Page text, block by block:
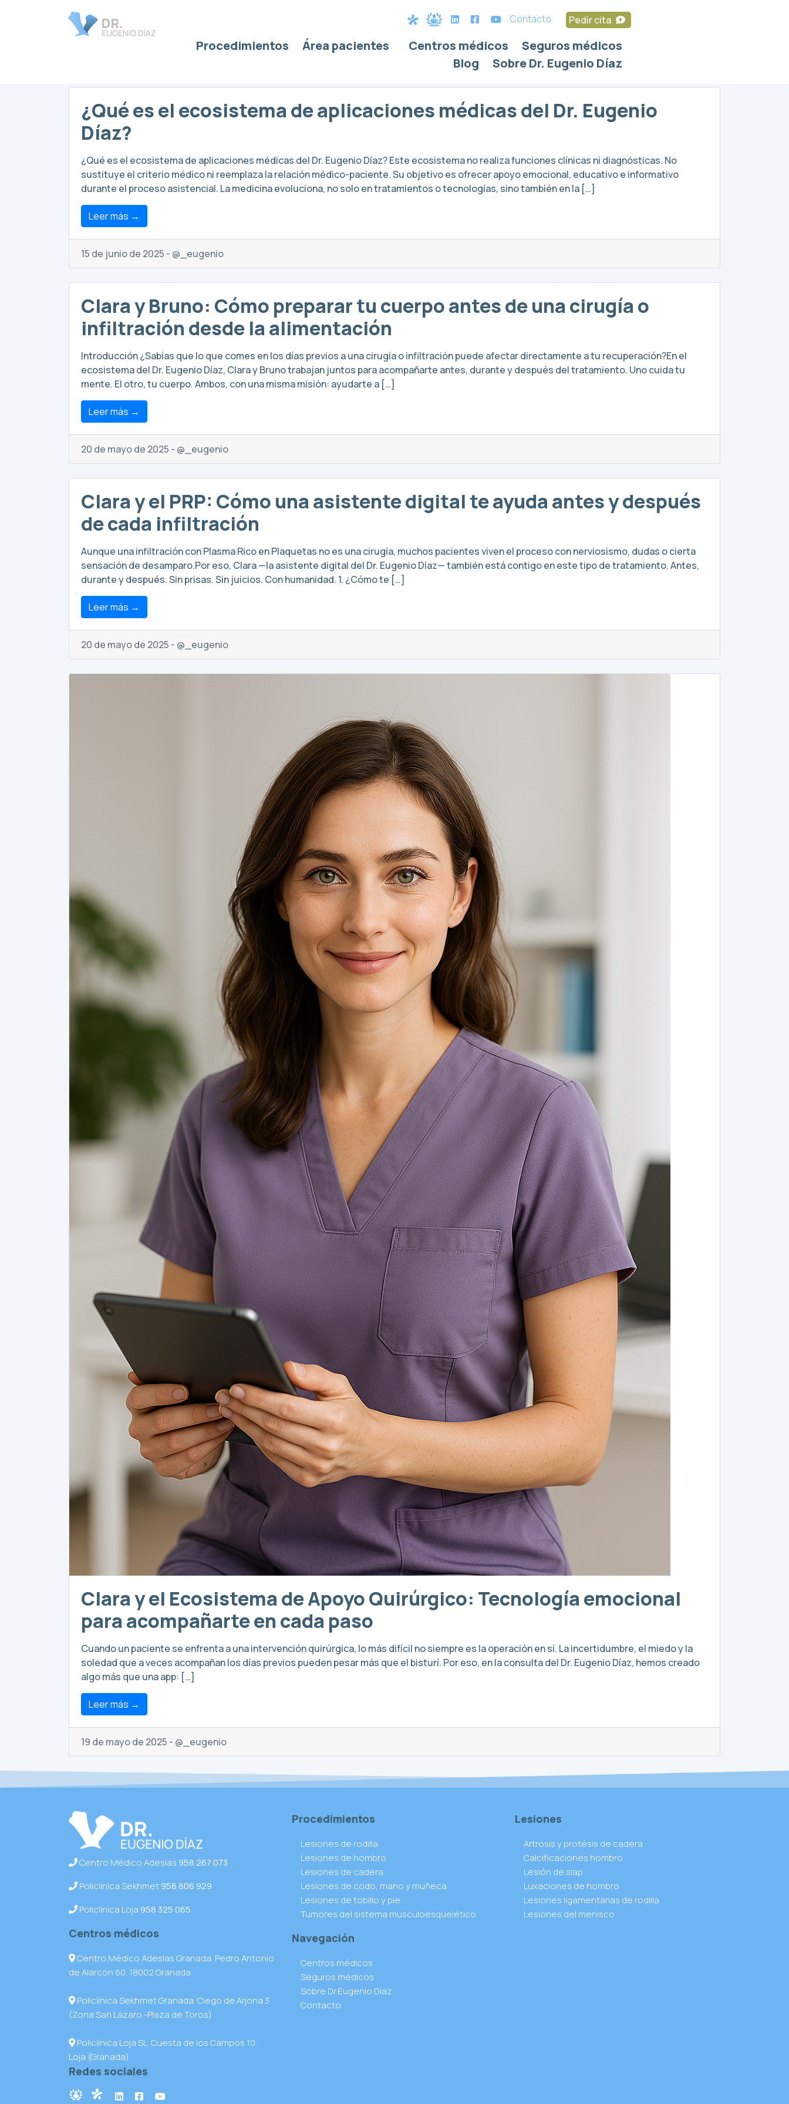
Contacto Pedir cita
Procedimientos Área pacientes Centros médicos
Seguros médicos
Blog
Sobre Dr. Eugenio Díaz
¿Qué es el ecosistema de aplicaciones médicas del Dr. Eugenio
Díaz?
¿Qué es el ecosistema de aplicaciones médicas del Dr. Eugenio Díaz? Este ecosistema no realiza funciones clínicas ni diagnósticas. No
sustituye el criterio médico ni reemplaza la relación médico-paciente. Su objetivo es ofrecer apoyo emocional, educativo e informativo
durante el proceso asistencial. La medicina evoluciona, no solo en tratamientos o tecnologías, sino también en la […]
Leer más →
15 de junio de 2025 - @_eugenio
Clara y Bruno: Cómo preparar tu cuerpo antes de una cirugía o
infiltración desde la alimentación
Introducción ¿Sabías que lo que comes en los días previos a una cirugía o infiltración puede afectar directamente a tu recuperación?En el
ecosistema del Dr. Eugenio Díaz, Clara y Bruno trabajan juntos para acompañarte antes, durante y después del tratamiento. Uno cuida tu
mente. El otro, tu cuerpo. Ambos, con una misma misión: ayudarte a […]
Leer más →
20 de mayo de 2025 - @_eugenio
Clara y el PRP: Cómo una asistente digital te ayuda antes y después
de cada infiltración
Aunque una infiltración con Plasma Rico en Plaquetas no es una cirugía, muchos pacientes viven el proceso con nerviosismo, dudas o cierta
sensación de desamparo.Por eso, Clara —la asistente digital del Dr. Eugenio Díaz— también está contigo en este tipo de tratamiento. Antes,
durante y después. Sin prisas. Sin juicios. Con humanidad. 1. ¿Cómo te […]
Leer más →
20 de mayo de 2025 - @_eugenio
Clara y el Ecosistema de Apoyo Quirúrgico: Tecnología emocional
para acompañarte en cada paso
Cuando un paciente se enfrenta a una intervención quirúrgica, lo más difícil no siempre es la operación en sí. La incertidumbre, el miedo y la
soledad que a veces acompañan los días previos pueden pesar más que el bisturí. Por eso, en la consulta del Dr. Eugenio Díaz, hemos creado
algo más que una app: […]
Leer más →
19 de mayo de 2025 - @_eugenio
Centro Médico Adeslas 958 267 073
Policlínica Sekhmet958 806 929
Policlínica Loja 958 325 065
Centros médicos
Centro Médico Adeslas Granada. Pedro Antonio
de Alarcón 60. 18002 Granada
Policlínica Sekhmet Granada. Ciego de Arjona 3
(Zona San Lázaro -Plaza de Toros)
Policlínica Loja SL. Cuesta de los Campos 10.
Loja (Granada)
Redes sociales
Procedimientos
Lesiones de rodilla
Lesiones de hombro
Lesiones de cadera
Lesiones de codo, mano y muñeca
Lesiones de tobillo y pie
Tumores del sistema musculoesquelético
Navegación
Centros médicos
Seguros médicos
Sobre Dr.Eugenio Díaz
Contacto
Lesiones
Artrosis y protésis de cadera
Calcificaciones hombro
Lesión de slap
Luxaciones de hombro
Lesiones ligamentarias de rodilla
Lesiones del menisco